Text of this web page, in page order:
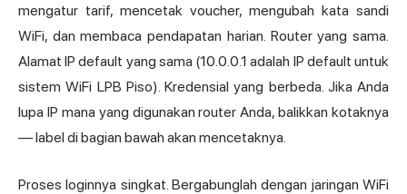
mengatur tarif, mencetak voucher, mengubah kata sandi
WiFi, dan membaca pendapatan harian. Router yang sama.
Alamat IP default yang sama (10.0.0.1 adalah IP default untuk
sistem WiFi LPB Piso). Kredensial yang berbeda. Jika Anda
lupa IP mana yang digunakan router Anda, balikkan kotaknya
— label di bagian bawah akan mencetaknya.
Proses loginnya singkat. Bergabunglah dengan jaringan WiFi